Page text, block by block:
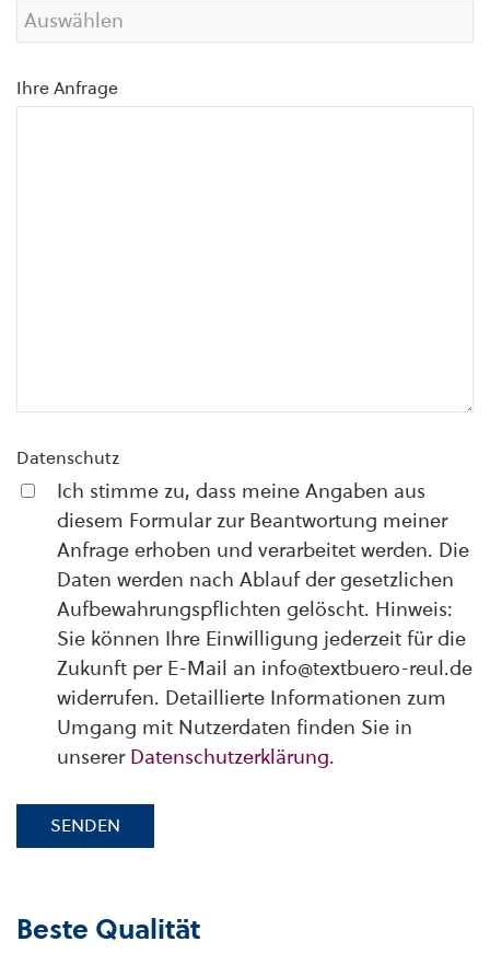
Ihre Anfrage
Datenschutz
Ich stimme zu, dass meine Angaben aus
diesem Formular zur Beantwortung meiner
Anfrage erhoben und verarbeitet werden. Die
Daten werden nach Ablauf der gesetzlichen
Aufbewahrungspflichten gelöscht. Hinweis:
Sie können Ihre Einwilligung jederzeit für die
Zukunft per E-Mail an info@textbuero-reul.de
widerrufen. Detaillierte Informationen zum
Umgang mit Nutzerdaten finden Sie in
unserer Datenschutzerklärung.
SENDEN
Beste Qualität